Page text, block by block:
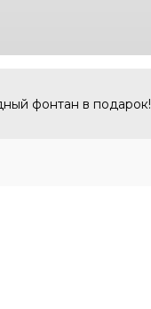
фонтан в подарок!